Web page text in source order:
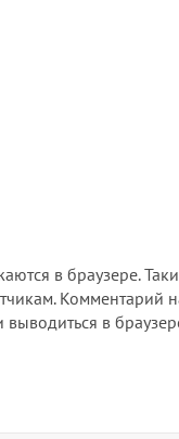
в браузере.
Комментарий
в